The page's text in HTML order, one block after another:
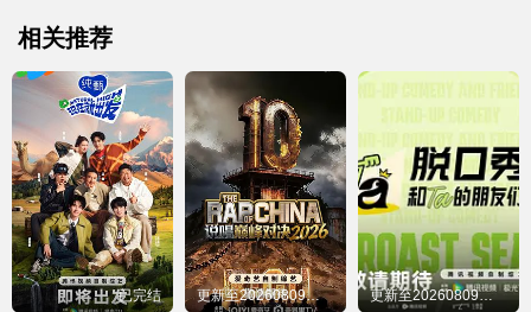
相关推荐
已完结 更新至20260809第07期饭局 更新至20260809第07期TOP10